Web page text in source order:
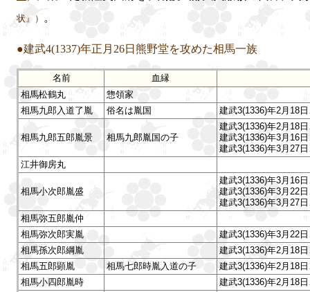
状』） 。
●建武4(1337)年正月26日熊野堂を攻めた相馬一族
名前
血縁
相馬松鶴丸
惣領家
相馬九郎入道了胤
俗名は胤国 建武3(1336)年2月18
相馬九郎五郎胤景 相馬九郎胤国の子
建武3(1336)年2月18
建武3(1336)年3月16
建武3(1336)年3月27
江井御房丸
相馬小次郎胤盛
建武3(1336)年3月16
建武3(1336)年3月22
建武3(1336)年3月27
相馬弥五郎胤仲
相馬弥次郎実胤
建武3(1336)年3月22
相馬孫次郎綱胤
建武3(1336)年2月18
相馬五郎顕胤
相馬七郎時胤入道の子
建武3(1336)年2月18
相馬小四郎胤時
建武3(1336)年2月18